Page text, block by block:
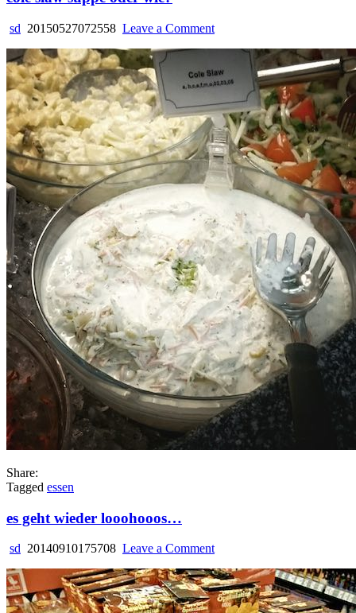
sd 20150527072558 Leave a Commenton
suppe
oder
wie?
Share:
Tagged essen
es geht wieder looohooos…
sd 20140910175708 Leave a Commenton
geht
wieder
looohooos…